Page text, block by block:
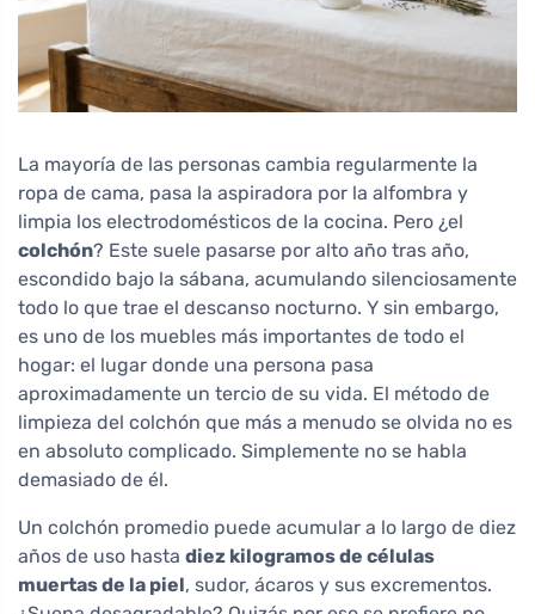
La mayoría de las personas cambia regularmente la
ropa de cama, pasa la aspiradora por la alfombra y
limpia los electrodomésticos de la cocina. Pero ¿el
colchón? Este suele pasarse por alto año tras año,
escondido bajo la sábana, acumulando silenciosamente
todo lo que trae el descanso nocturno. Y sin embargo,
es uno de los muebles más importantes de todo el
hogar: el lugar donde una persona pasa
aproximadamente un tercio de su vida. El método de
limpieza del colchón que más a menudo se olvida no es
en absoluto complicado. Simplemente no se habla
demasiado de él.
Un colchón promedio puede acumular a lo largo de diez
años de uso hasta diez kilogramos de células
muertas de la piel, sudor, ácaros y sus excrementos.